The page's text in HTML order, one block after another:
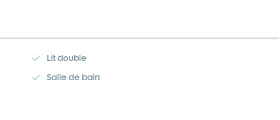
Lit double
Salle de bain